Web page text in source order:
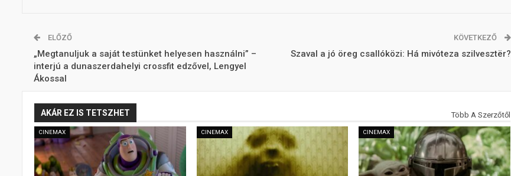
ELŐZŐ
„Megtanuljuk a saját testünket helyesen használni” –
interjú a dunaszerdahelyi crossfit edzővel, Lengyel
Ákossal
KÖVETKEZŐ
Szaval a jó öreg csallóközi: Há mivóteza szilvesztër?
AKÁR EZ IS TETSZHET Több A Szerzőtől
CINEMAX CINEMAX CINEMAX